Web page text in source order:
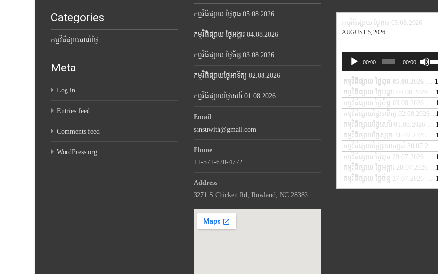
កម្មវិធីផ្សាយ ថ្ងៃពុធ 05.08.2026
កម្មវិធីផ្សាយ ថ្ងៃអង្គារ 04.08.2026
កម្មវិធីផ្សាយ ថ្ងៃច័ន្ទ 03.08.2026
កម្មវិធីផ្សាយថ្ងៃអាទិត្យ 02.08.2026
កម្មវិធីផ្សាយថ្ងៃសៅរ៍ 01.08.2026
កម្មវិធីផ្សាយ ថ្ងៃពុធ 05.08.2026
AUGUST 5, 2026
Audio
Player
00:00 00:00
to
or
កម្មវិធីផ្សាយ ថ្ងៃពុធ 05.08.2026 —
កម្មវិធីផ្សាយ ថ្ងៃអង្គារ 04.08.2026 —
កម្មវិធីផ្សាយ ថ្ងៃច័ន្ទ 03.08.2026 —
កម្មវិធីផ្សាយថ្ងៃអាទិត្យ 02.08.2026
កម្មវិធីផ្សាយថ្ងៃសៅរ៍ 01.08.2026 —
កម្មវិធីផ្សាយថ្ងៃសុក្រ 31.07.2026 —
កម្មវិធីផ្សាយថ្ងៃព្រហស្បតិ៍ 30.07.2026
កម្មវិធីផ្សាយ ថ្ងៃពុធ 29.07.2026 —
កម្មវិធីផ្សាយ ថ្ងៃអង្គារ 28.07.2026 —
កម្មវិធីផ្សាយ ថ្ងៃច័ន្ទ 27.07.2026 —
Categories
កម្មវិធីផ្សាយរាល់ថ្ងៃ
Meta
Log in
Entries feed
Comments feed
WordPress.org
Email
sansuwith@gmail.com
Phone
+1-571-620-4772
Address
3271 S Chicken Rd, Rowland, NC 28383